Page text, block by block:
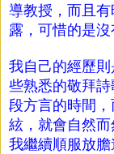
導教授，而且
露，可惜的是沒
我自己的經歷
些熟悉的敬拜
段方言的時間
絃，就會自然
我繼續順服放